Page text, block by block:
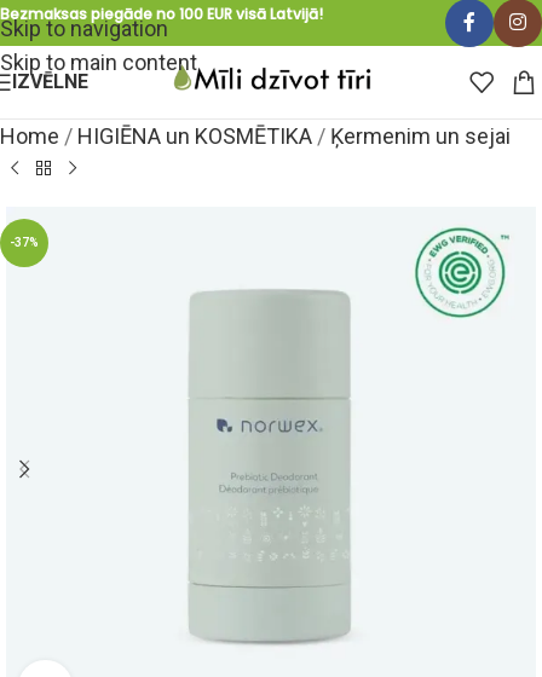
Skip to navigation
Skip to main content
Bezmaksas piegāde no 100 EUR visā Latvijā!
IZVĒLNE
Home / HIGIĒNA un KOSMĒTIKA / Ķermenim un sejai
-37%